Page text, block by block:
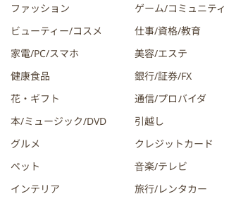
ファッション
ビューティー/コスメ
家電/PC/スマホ
健康食品
花・ギフト
本/ミュージック/DVD
グルメ
ペット
インテリア
ゲーム/コミュニティ
仕事/資格/教育
美容/エステ
銀行/証券/FX
通信/プロバイダ
引越し
クレジットカード
音楽/テレビ
旅行/レンタカー